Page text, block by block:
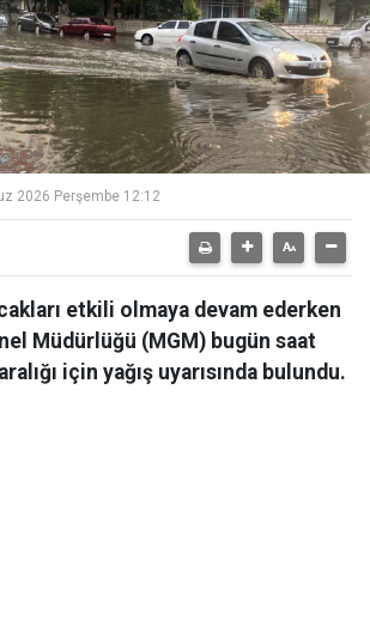
2026 Perşembe 12:12
etkili olmaya devam ederken
Müdürlüğü (MGM) bugün saat
için yağış uyarısında bulundu.